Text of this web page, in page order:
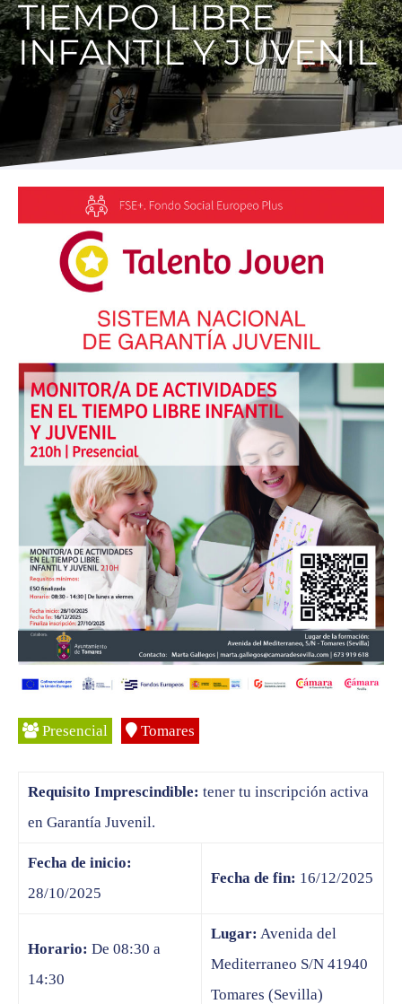
Programas
TIEMPO LIBRE
INFANTIL Y JUVENIL
Presencial Tomares
Requisito Imprescindible: tener tu inscripción activa
en Garantía Juvenil.
Fecha de inicio:
28/10/2025
Fecha de fin: 16/12/2025
Horario: De 08:30 a
14:30
Lugar: Avenida del
Mediterraneo S/N 41940
Tomares (Sevilla)